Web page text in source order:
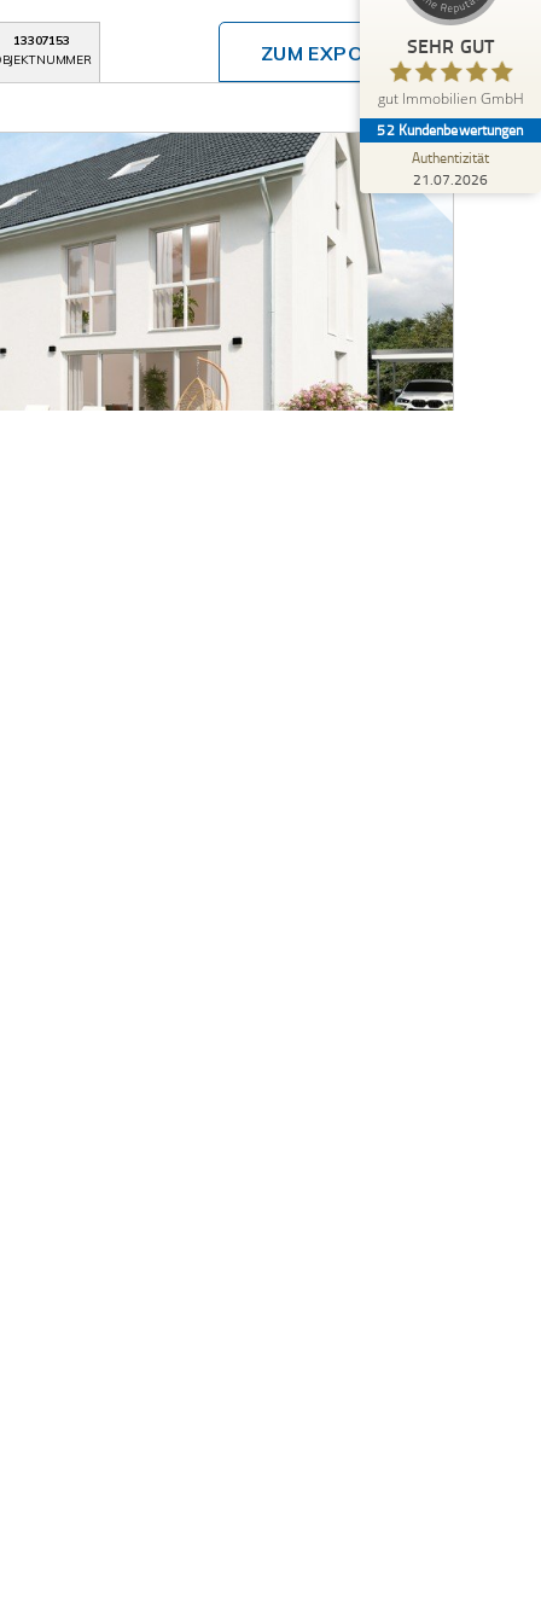
13307153
ZUM EXPOSÉ SEHR GUT
gut Immobilien GmbH
52 Kundenbewertungen
Authentizität
21.07.2026
Blick aufs ProvenExpert-Profil werfen
Anonym
5,00
Sehr freundliche und kompetente Mitarbeiter.